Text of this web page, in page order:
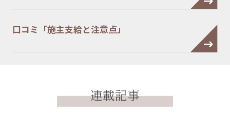
口コミ「施主支給と注意点」
連載記事